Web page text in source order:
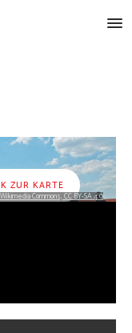
ZUR KARTE
Commons, CC BY-SA 4.0